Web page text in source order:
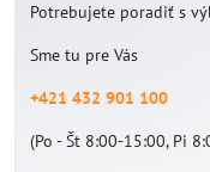
Potrebujete poradiť s
Sme tu pre Vás
+421 432 901 100
(Po - Št 8:00-15:00, Pi